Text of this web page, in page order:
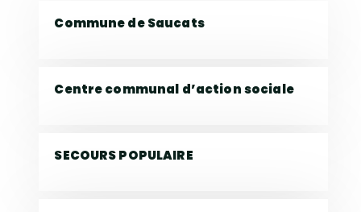
Commune de Saucats
Centre communal d’action sociale
SECOURS POPULAIRE